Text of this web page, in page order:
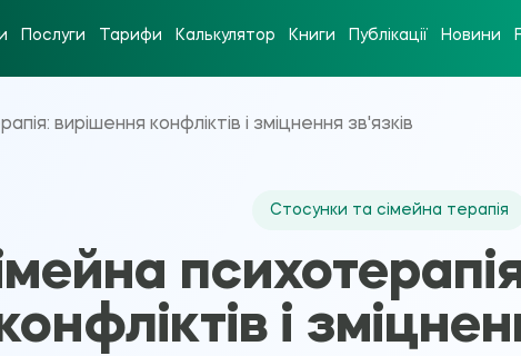
Послуги Тарифи Калькулятор Книги Публікації Новини
вирішення конфліктів і зміцнення зв'язків
Стосунки та сімейна терапія
і